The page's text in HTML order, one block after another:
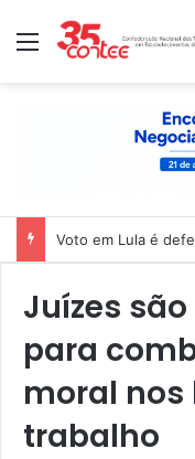
Menu
Voto em Lula é
Juízes
para
moral nos
trabalho